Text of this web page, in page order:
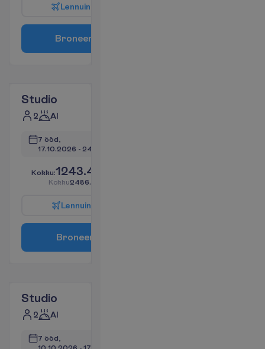
Lennuin
Broneer
Studio
2 AI
7 ööd,
17.10.2026 - 24.10.2026
Kokku:1243.47
Kokku2486.94
Lennuin
Broneer
Studio
2 AI
7 ööd,